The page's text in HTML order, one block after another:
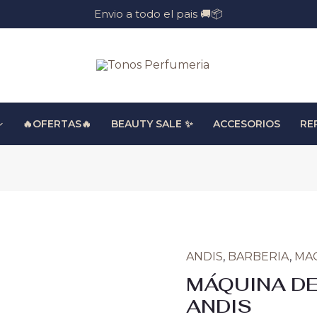
Envio a todo el pais 🚚📦
🔥OFERTAS🔥 BEAUTY SALE ✨ ACCESORIOS
ANDIS, BARBERIA,
MÁQUINA
ANDIS
MÁQUINA
DE
CORTE